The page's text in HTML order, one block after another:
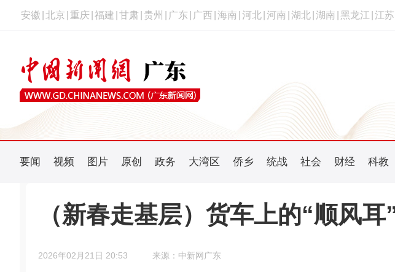
安徽 北京 重庆 福建 甘肃 贵州 广东 广西 海南 河北 河南 湖北 湖南 黑龙江 江苏
要闻 视频 图片 原创 政务 大湾区 侨乡 统战 社会 财经 科教
（新春走基层）货车上的“顺风耳
2026年02月21日 20:53 来源：中新网广东